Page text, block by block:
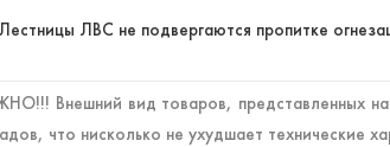
Лестницы ЛВС не подвергаются пропитке
Внешний вид товаров, представленных
что нисколько не ухудшает технические